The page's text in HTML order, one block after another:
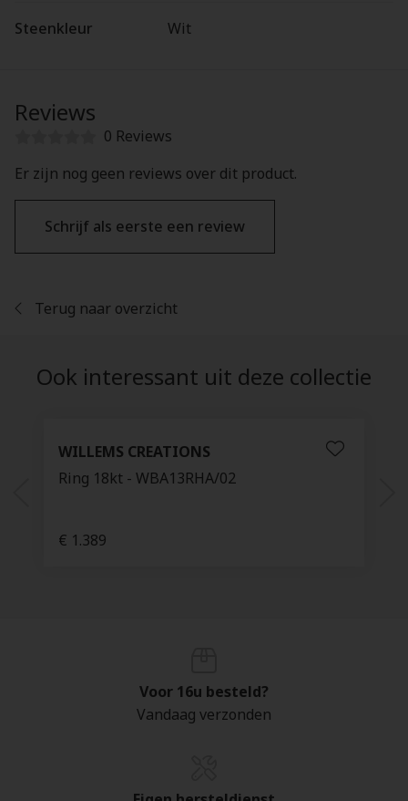
Steenkleur Wit
Reviews
0 Reviews
Er zijn nog geen reviews over dit product.
Schrijf als eerste een review
Terug naar overzicht
Ook interessant uit deze collectie
WILLEMS CREATIONS
Ring 18kt - WBA13RHA/02
€ 1.389
Voor 16u besteld?
Vandaag verzonden